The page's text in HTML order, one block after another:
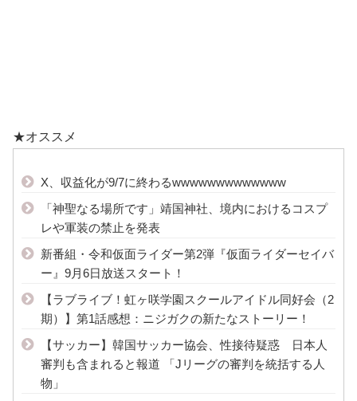
★オススメ
X、収益化が9/7に終わるwwwwwwwwwwwww
「神聖なる場所です」靖国神社、境内におけるコスプ
レや軍装の禁止を発表
新番組・令和仮面ライダー第2弾『仮面ライダーセイバ
ー』9月6日放送スタート！
【ラブライブ！虹ヶ咲学園スクールアイドル同好会（2
期）】第1話感想：ニジガクの新たなストーリー！
【サッカー】韓国サッカー協会、性接待疑惑 日本人
審判も含まれると報道 「Jリーグの審判を統括する人
物」